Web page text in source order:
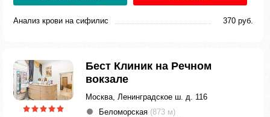
Анализ крови на сифилис 370 руб.
Бест Клиник на Речном
вокзале
Москва, Ленинградское ш. д. 116
Беломорская (873 м)